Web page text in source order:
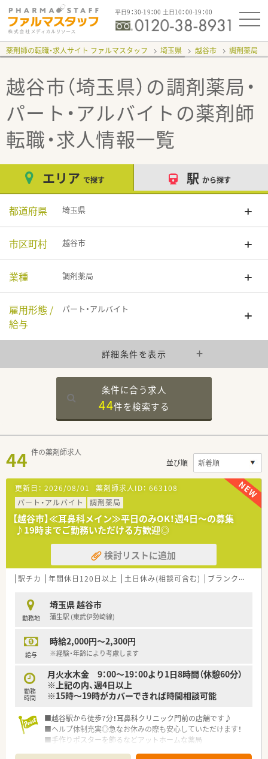
平日9：30-19：00 土日10：00-19：00
薬剤師の転職・求人サイト ファルマスタッフ 埼玉県 越谷市 調剤薬局
越谷市（埼玉県）の調剤薬局・
パート・アルバイト の薬剤師
転職・求人情報一覧
エリア で探す 駅 から探す
都道府県 埼玉県
市区町村 越谷市
業種 調剤薬局
雇用形態 /
給与
パート・アルバイト
詳細条件を表示
条件に合う求人
44件を検索する
44 件の薬剤師求人
並び順
更新日： 2026/08/01 薬剤師求人ID： 663108
パート・アルバイト
調剤薬局
【越谷市】≪耳鼻科メイン≫平日のみOK！週4日～の募集
♪19時までご勤務いただける方歓迎◎
検討リストに追加
駅チカ 年間休日120日以上 土日休み(相談可含む) ブランク可
勤務地
埼玉県 越谷市
蒲生駅 (東武伊勢崎線)
給与
時給2,000円～2,300円
※経験・年齢により考慮します
勤務
時間
月火水木金 9：00～19：00より1日8時間（休憩60分）
※上記の内、週4日以上
※15時～19時がカバーできれば時間相談可能
■越谷駅から徒歩7分！耳鼻科クリニック門前の店舗です♪
■ヘルプ体制充実◎急なお休みの際も安心していただけます！
■手作りポスターを飾るなどアットホームな薬局